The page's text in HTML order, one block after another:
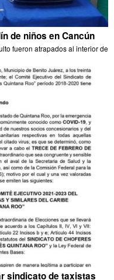
de niños en Cancún
fueron atrapados al interior de
sindicato de taxistas